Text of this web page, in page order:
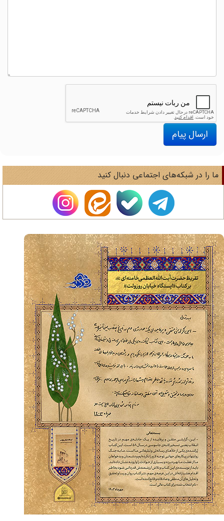
ارسال پیام
را در شبکه‌های اجتماعی دنبال کنید